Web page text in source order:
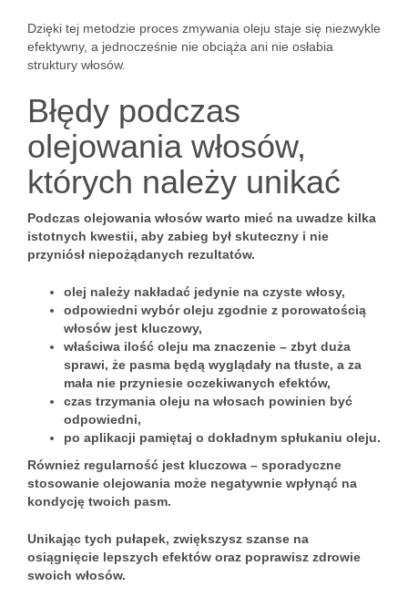
Dzięki tej metodzie proces zmywania oleju staje się niezwykle
efektywny, a jednocześnie nie obciąża ani nie osłabia
struktury włosów.
Błędy podczas
olejowania włosów,
których należy unikać
Podczas olejowania włosów warto mieć na uwadze kilka
istotnych kwestii, aby zabieg był skuteczny i nie
przyniósł niepożądanych rezultatów.
olej należy nakładać jedynie na czyste włosy,
odpowiedni wybór oleju zgodnie z porowatością
włosów jest kluczowy,
właściwa ilość oleju ma znaczenie – zbyt duża
sprawi, że pasma będą wyglądały na tłuste, a za
mała nie przyniesie oczekiwanych efektów,
czas trzymania oleju na włosach powinien być
odpowiedni,
po aplikacji pamiętaj o dokładnym spłukaniu oleju.
Również regularność jest kluczowa – sporadyczne
stosowanie olejowania może negatywnie wpłynąć na
kondycję twoich pasm.
Unikając tych pułapek, zwiększysz szanse na
osiągnięcie lepszych efektów oraz poprawisz zdrowie
swoich włosów.